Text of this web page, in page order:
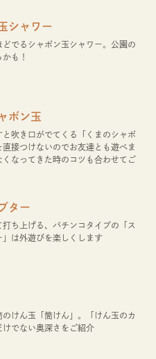
シャワー
でるシャボン玉シャワー。公園の
も！
ボン玉
と吹き口がでてくる「くまのシャボ
直接つけないのでお友達とも遊べま
くなってきた時のコツも合わせてご
ター
打ち上げる、パチンコタイプの「ス
」は外遊びを楽しくします
のけん玉「筒けん」。「けん玉のカ
けでない奥深さをご紹介